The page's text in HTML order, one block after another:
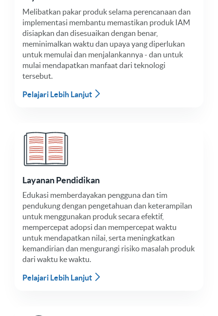
Melibatkan pakar produk selama perencanaan dan
implementasi membantu memastikan produk IAM
disiapkan dan disesuaikan dengan benar,
meminimalkan waktu dan upaya yang diperlukan
untuk memulai dan menjalankannya - dan untuk
mulai mendapatkan manfaat dari teknologi
tersebut.
Pelajari Lebih Lanjut
Layanan Pendidikan
Edukasi memberdayakan pengguna dan tim
pendukung dengan pengetahuan dan keterampilan
untuk menggunakan produk secara efektif,
mempercepat adopsi dan mempercepat waktu
untuk mendapatkan nilai, serta meningkatkan
kemandirian dan mengurangi risiko masalah produk
dari waktu ke waktu.
Pelajari Lebih Lanjut